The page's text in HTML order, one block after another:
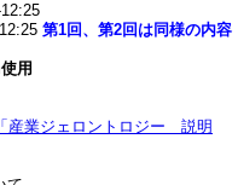
第1回、第2回は同様の内容
用
「産業ジェロントロジー 説明